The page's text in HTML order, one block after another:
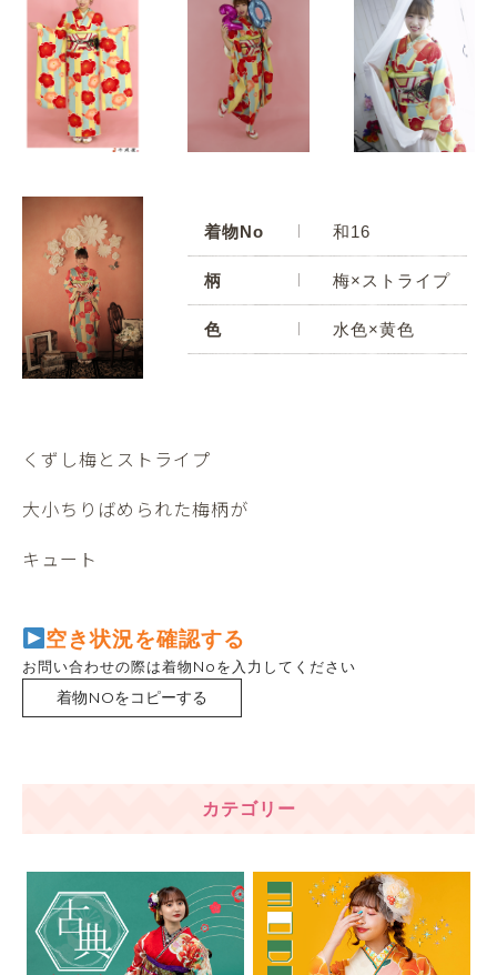
着物No 和16
柄 梅×ストライプ
色 水色×黄色
くずし梅とストライプ
大小ちりばめられた梅柄が
キュート
空き状況を確認する
お問い合わせの際は着物Noを入力してください
着物NOをコピーする
カテゴリー